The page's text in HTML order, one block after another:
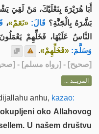
أَبَا هُرَيْرَةَ بِنَعْلَيْكَ، مَنْ لَقِيَ
بَشَّرَهُ بِالْجَنَّةِ؟ قَالَ: «نَعَمْ»،
النَّاسُ عَلَيْهَا، فَخَلِّهِمْ
وَسَلَّمَ: «فَخَلِّهِمْ».
[صحيح] - [رواه مسلم] -
المزيــد ...
anhu, kazao:
oko Allahovog
U našem društvu